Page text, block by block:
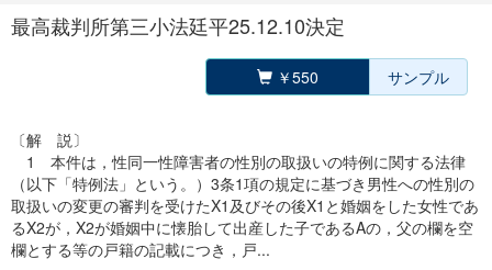
最高裁判所第三小法廷平25.12.10決定
￥550 サンプル
〔解 説〕
1 本件は，性同一性障害者の性別の取扱いの特例に関する法律
（以下「特例法」という。）3条1項の規定に基づき男性への性別の
取扱いの変更の審判を受けたX1及びその後X1と婚姻をした女性であ
るX2が，X2が婚姻中に懐胎して出産した子であるAの，父の欄を空
欄とする等の戸籍の記載につき，戸...